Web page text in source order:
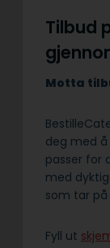
Tilbud
Motta
deg med
passer for
med
som tar
Fyll ut